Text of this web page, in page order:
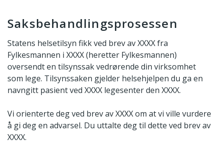
Saksbehandlingsprosessen
Statens helsetilsyn fikk ved brev av XXXX fra
Fylkesmannen i XXXX (heretter Fylkesmannen)
oversendt en tilsynssak vedrørende din virksomhet
som lege. Tilsynssaken gjelder helsehjelpen du ga en
navngitt pasient ved XXXX legesenter den XXXX.
Vi orienterte deg ved brev av XXXX om at vi ville vurdere
å gi deg en advarsel. Du uttalte deg til dette ved brev av
XXXX.